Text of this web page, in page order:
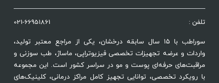
تلفن : 021-66951861
سوراطب با ۱۵ سال سابقه درخشان، یکی از مراجع معتبر تولید،
واردات و عرضه تجهیزات تخصصی فیزیوتراپی، ماساژ، طب سوزنی و
مراقبت‌های حرفه‌ای پوست و مو در سراسر کشور است. این مجموعه
با رویکرد تخصصی، توانایی تجهیز کامل مراکز درمانی، کلینیک‌های